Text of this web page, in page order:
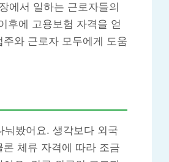
에서 일하는 근로자들의
후에 고용보험 자격을 얻
와 근로자 모두에게 도움
눠봤어요. 생각보다 외국
체류 자격에 따라 조금